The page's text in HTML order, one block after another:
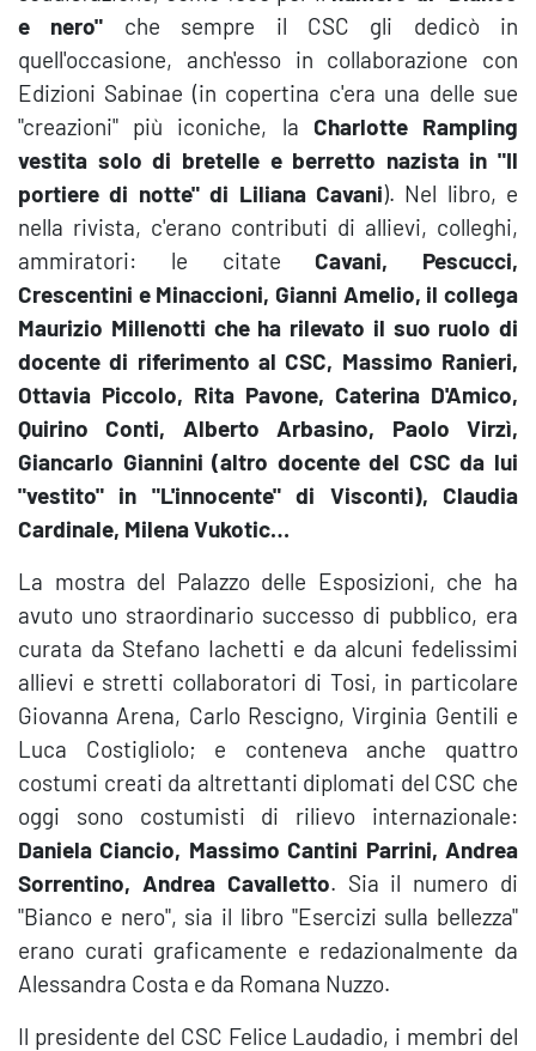
e nero" che sempre il CSC gli dedicò in
quell'occasione, anch'esso in collaborazione con
Edizioni Sabinae (in copertina c'era una delle sue
"creazioni" più iconiche, la Charlotte Rampling
vestita solo di bretelle e berretto nazista in "Il
portiere di notte" di Liliana Cavani). Nel libro, e
nella rivista, c'erano contributi di allievi, colleghi,
ammiratori: le citateCavani, Pescucci,
Crescentini e Minaccioni, Gianni Amelio, il collega
Maurizio Millenotti che ha rilevato il suo ruolo di
docente di riferimento al CSC, Massimo Ranieri,
Ottavia Piccolo, Rita Pavone, Caterina D'Amico,
Quirino Conti, Alberto Arbasino, Paolo Virzì,
Giancarlo Giannini (altro docente del CSC da lui
"vestito" in "L'innocente" di Visconti), Claudia
Cardinale, Milena Vukotic…
La mostra del Palazzo delle Esposizioni, che ha
avuto uno straordinario successo di pubblico, era
curata da Stefano Iachetti e da alcuni fedelissimi
allievi e stretti collaboratori di Tosi, in particolare
Giovanna Arena, Carlo Rescigno, Virginia Gentili e
Luca Costigliolo; e conteneva anche quattro
costumi creati da altrettanti diplomati del CSC che
oggi sono costumisti di rilievo internazionale:
Daniela Ciancio, Massimo Cantini Parrini, Andrea
Sorrentino, Andrea Cavalletto. Sia il numero di
"Bianco e nero", sia il libro "Esercizi sulla bellezza"
erano curati graficamente e redazionalmente da
Alessandra Costa e da Romana Nuzzo.
Il presidente del CSC Felice Laudadio, i membri del